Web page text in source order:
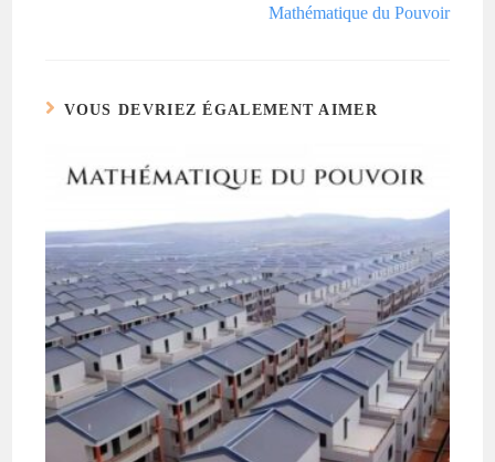
Mathématique du Pouvoir
VOUS DEVRIEZ ÉGALEMENT AIMER